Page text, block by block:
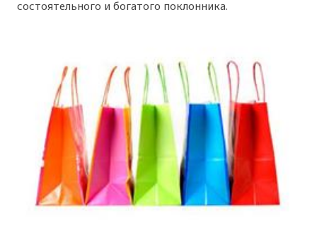
состоятельного и богатого поклонника.